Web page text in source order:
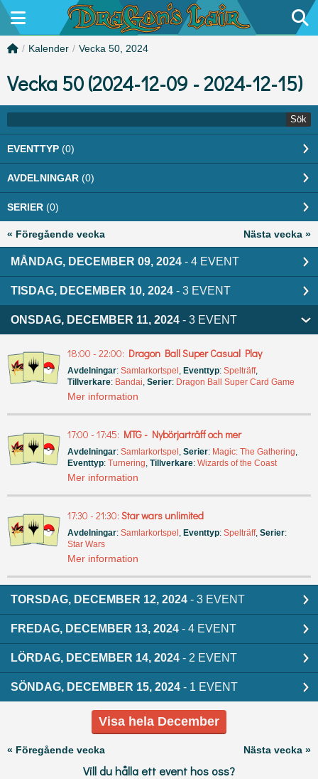
/ Kalender / Vecka 50, 2024
Vecka 50 (2024-12-09 - 2024-12-15)
Sök
EVENTTYP (0)
AVDELNINGAR (0)
SERIER (0)
« Föregående vecka Nästa vecka »
MÅNDAG, DECEMBER 09, 2024 - 4 EVENT
TISDAG, DECEMBER 10, 2024 - 3 EVENT
ONSDAG, DECEMBER 11, 2024 - 3 EVENT
18:00 - 22:00: Dragon Ball Super Casual Play
Avdelningar: Samlarkortspel Eventtyp: Spelträff,
Tillverkare: Bandai Serier: Dragon Ball Super Card Game
Mer information
17:00 - 17:45: MTG - Nybörjarträff och mer
Avdelningar: Samlarkortspel Serier: Magic: The Gathering
Eventtyp: Turnering Tillverkare: Wizards of the Coast
Mer information
17:30 - 21:30: Star wars unlimited
Avdelningar: Samlarkortspel Eventtyp: Spelträff, Serier:
Star Wars
Mer information
TORSDAG, DECEMBER 12, 2024 - 3 EVENT
FREDAG, DECEMBER 13, 2024 - 4 EVENT
LÖRDAG, DECEMBER 14, 2024 - 2 EVENT
SÖNDAG, DECEMBER 15, 2024 - 1 EVENT
Visa hela December
« Föregående vecka Nästa vecka »
Vill du hålla ett event hos oss?